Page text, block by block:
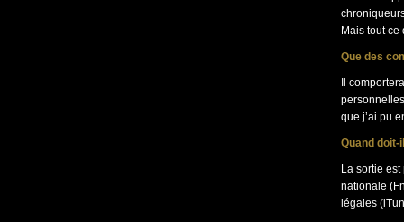
Mais tout ce
Que des
Il
que j’ai pu
Quand doit-
La sortie
nationale
légales